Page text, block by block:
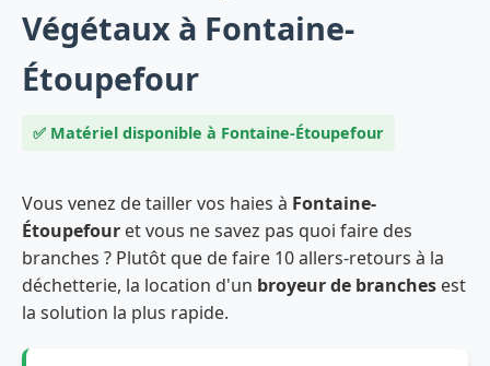
Végétaux à Fontaine-
Étoupefour
✅ Matériel disponible à Fontaine-Étoupefour
Vous venez de tailler vos haies à Fontaine-
Étoupefour et vous ne savez pas quoi faire des
branches ? Plutôt que de faire 10 allers-retours à la
déchetterie, la location d'un broyeur de branches est
la solution la plus rapide.